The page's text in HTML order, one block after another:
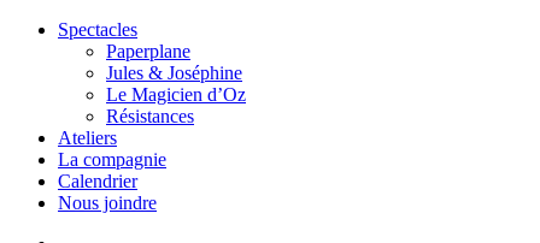
Spectacles
Paperplane
Jules & Joséphine
Le Magicien d’Oz
Résistances
Ateliers
La compagnie
Calendrier
Nous joindre